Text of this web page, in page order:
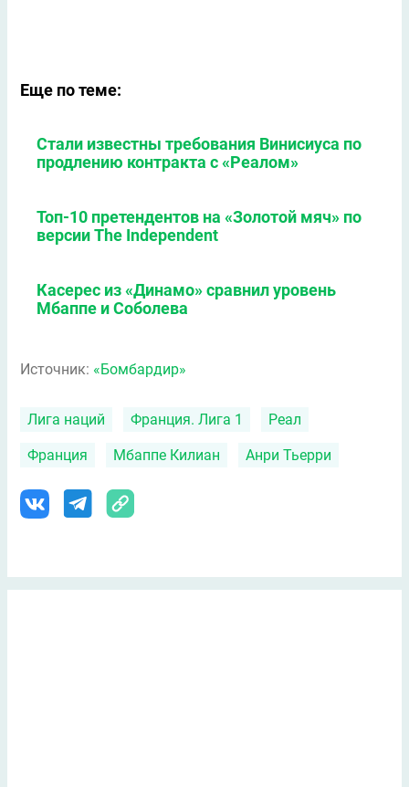
Еще по теме:
Стали известны требования Винисиуса по
продлению контракта с «Реалом»
Топ-10 претендентов на «Золотой мяч» по
версии The Independent
Касерес из «Динамо» сравнил уровень
Мбаппе и Соболева
Источник: «Бомбардир»
Лига наций Франция. Лига 1 Реал
Франция Мбаппе Килиан Анри Тьерри